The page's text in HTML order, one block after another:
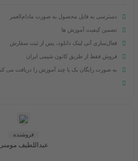
دسترسی به فایل محصول به صورت مادام‌العمر
تضمین کیفیت آموزش ها
فعال‌سازی آنی لینک دانلود، پس از ثبت سفارش
فروش فقط از طریق کانون شیمی ایران
به صورت رایگان یک یا چند آموزش را دریافت می
فروشنده
عبداللطیف